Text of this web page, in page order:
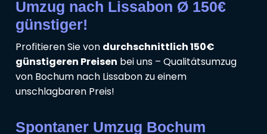
Umzug nach Lissabon Ø 150€
günstiger!
Profitieren Sie von durchschnittlich 150€
günstigeren Preisen bei uns – Qualitätsumzug
von Bochum nach Lissabon zu einem
unschlagbaren Preis!
Spontaner Umzug Bochum